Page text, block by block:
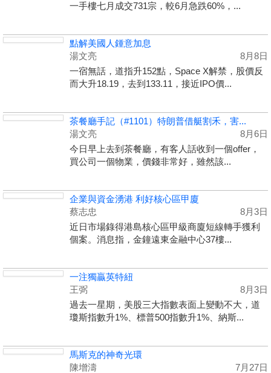
一手樓七月成交731宗，較6月急跌60%，...
點解美國人鍾意加息
湯文亮
8月8日
一宿無話，道指升152點，Space X解禁，股價反
而大升18.19，去到133.11，接近IPO價...
茶餐廳手記（#1101）特朗普借艇割禾，害...
湯文亮
8月6日
今日早上去到茶餐廳，有客人話收到一個offer，
買公司一個物業，價錢非常好，雖然該...
企業與資金湧港 利好核心區甲廈
蔡志忠
8月3日
近日市場錄得港島核心區甲級商廈短線轉手獲利
個案。消息指，金鐘遠東金融中心37樓...
一注獨贏英特紐
王弼
8月3日
過去一星期，美股三大指數表面上變動不大，道
瓊斯指數升1%、標普500指數升1%、納斯...
馬斯克的神奇光環
陳增濤
7月27日